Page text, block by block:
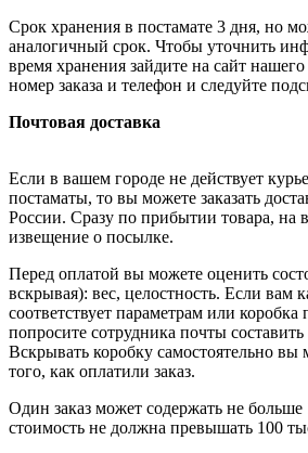
Срок хранения в постамате 3 дня, но
аналогичный срок. Чтобы уточнить
время хранения зайдите на сайт нашего
номер заказа и телефон и следуйте
Почтовая доставка
Если в вашем городе не действует
постаматы, то вы можете заказать
России. Сразу по прибытии товара, на
извещение о посылке.
Перед оплатой вы можете оценить
вскрывая): вес, целостность. Если вам
соответствует параметрам или коробка
попросите сотрудника почты
Вскрывать коробку самостоятельно вы
того, как оплатили заказ.
Один заказ может содержать не
стоимость не должна превышать 100